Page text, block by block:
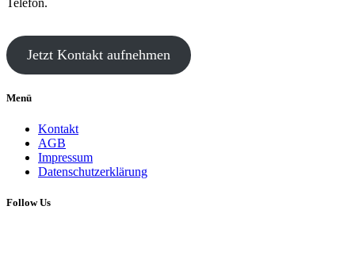
Jetzt Kontakt aufnehmen
Menü
Kontakt
AGB
Impressum
Datenschutzerklärung
Follow Us